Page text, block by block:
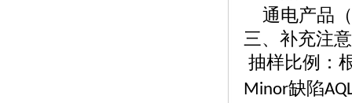
通电产品
三、补充注
抽样比例：
Minor缺陷